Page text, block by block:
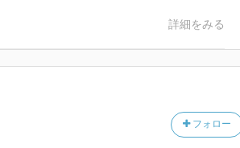
詳細をみる
フォロー